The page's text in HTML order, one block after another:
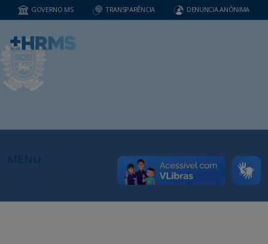
GOVERNO MS TRANSPARÊNCIA DENUNCIA ANÔNIMA